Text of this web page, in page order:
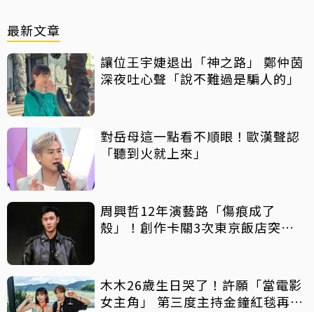
最新文章
讓位王宇婕退出「神之路」 鄭仲茵
深夜吐心聲「說不難過是騙人的」
對岳母這一點看不順眼！歐漢聲認
「聽到火就上來」
周興哲12年演藝路「傷痕成了
殼」！創作卡關3次東京飯店突找
木木26歲生日哭了！許願「當電影
女主角」 第三度主持金鐘紅毯再喊